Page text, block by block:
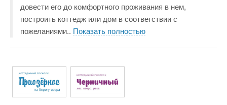
довести его до комфортного проживания в нем,
построить коттедж или дом в соответствии с
пожеланиями.. Показать полностью